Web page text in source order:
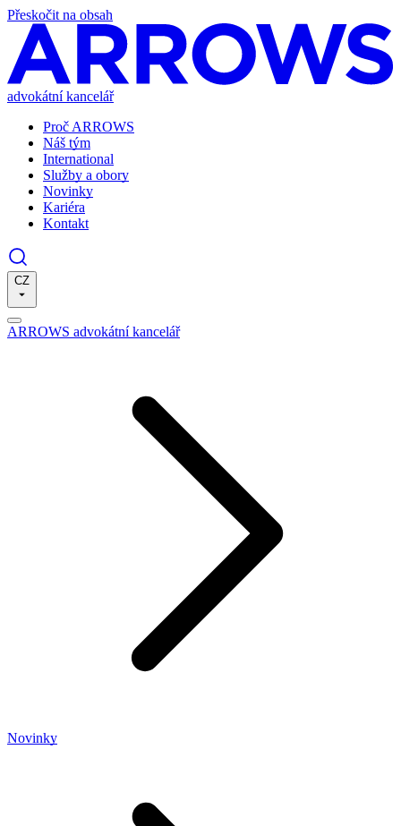
Přeskočit na obsah
advokátní kancelář
Proč ARROWS
Náš tým
International
Služby a obory
Novinky
Kariéra
Kontakt
CZ
ARROWS advokátní kancelář
Novinky